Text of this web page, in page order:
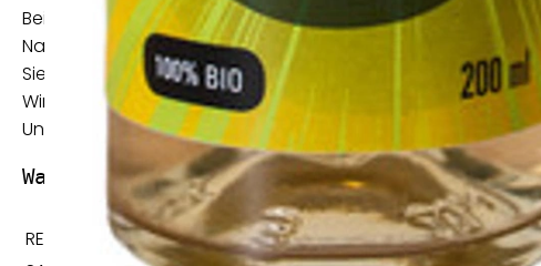
Bei geöffneten Apfelessig-Flaschen kann sich mit der Zeit
Natürlichkeit des Produktes. Der Essig kann ohne
Sie finden auf den Essigen kein Haltbarkeitsdatum, da der
Wir empfehlen unseren Essig gut verschlossen, dunkel und
Unser Apfelessig ist ein lebendiges Produkt und enthält
Warengruppenspezifische Angaben
RECHTLICHER STATUS Lebensmittel